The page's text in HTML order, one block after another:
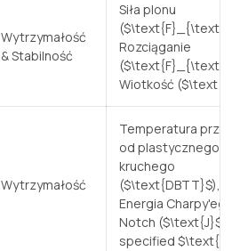
Wytrzymałość
& Stabilność
Siła plonu
(
Rozciąganie
(
Wiotkość ($\text{L/
Wytrzymałość
Temperatura
od plastycznego do
kruchego
($\text{DBTT}$),
Energia Charpy'ego
Notch ($\text{J}$
specified